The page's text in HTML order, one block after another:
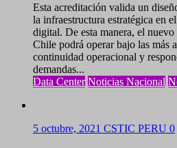
Esta acreditación valida un
la infraestructura estratégica en
digital. De esta manera, el
Chile podrá operar bajo las más
continuidad operacional y
demandas...
Data Center Noticias Nacional
5 octubre, 2021 CSTIC PERU 0